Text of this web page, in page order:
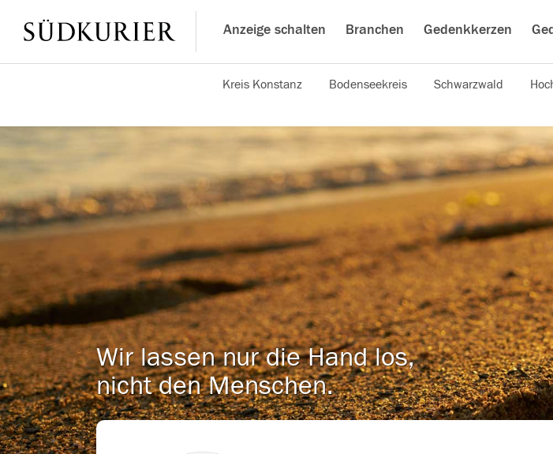
Anzeige schalten Branchen Gedenkkerzen
Kreis Konstanz Bodenseekreis Schwarzwald
Wir lassen nur die Hand los,
nicht den Menschen.